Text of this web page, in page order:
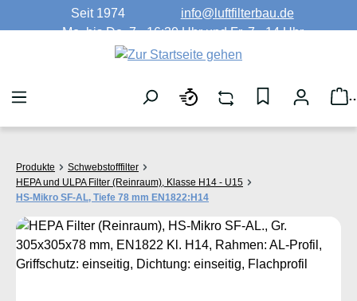
Zum Hauptinhalt springen
Seit 1974
info@luftfilterbau.de
Mo. bis Do. 7 - 16:30 Uhr und Fr. 7 - 14 Uhr
Produkte
Schwebstofffilter
HEPA und ULPA Filter (Reinraum), Klasse H14 - U15
HS-Mikro SF-AL, Tiefe 78 mm EN1822:H14
Bildergalerie überspringen